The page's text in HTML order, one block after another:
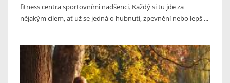
fitness centra sportovními nadšenci. Každý si tu jde za
nějakým cílem, ať už se jedná o hubnutí, zpevnění nebo lepš ...